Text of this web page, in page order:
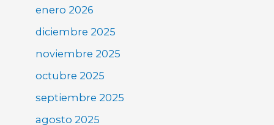
enero 2026
diciembre 2025
noviembre 2025
octubre 2025
septiembre 2025
agosto 2025